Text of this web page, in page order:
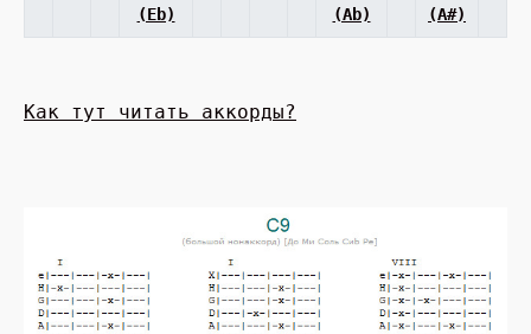
(Eb)
(Ab)
(A#)
Как тут читать аккорды?